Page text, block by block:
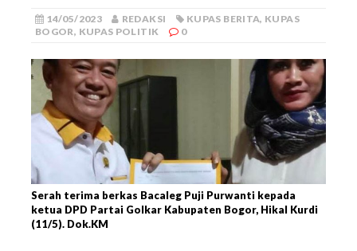
14/05/2023 REDAKSI KUPAS BERITA, KUPAS
BOGOR, KUPAS POLITIK 0
Serah terima berkas Bacaleg Puji Purwanti kepada
ketua DPD Partai Golkar Kabupaten Bogor, Hikal Kurdi
(11/5). Dok.KM